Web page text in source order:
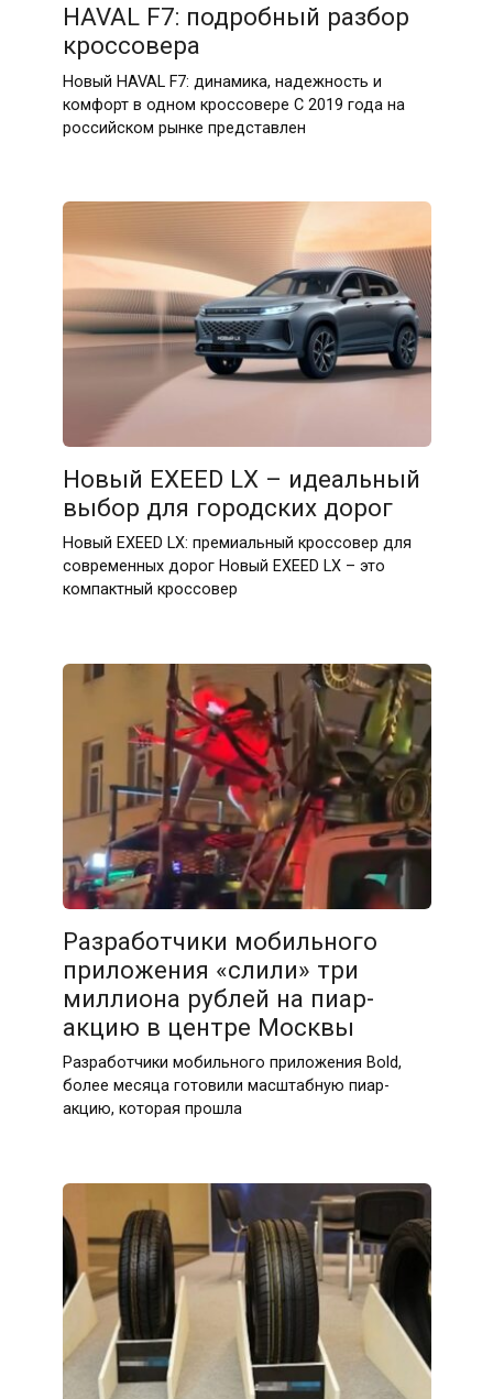
HAVAL F7: подробный разбор
кроссовера
Новый HAVAL F7: динамика, надежность и
комфорт в одном кроссовере С 2019 года на
российском рынке представлен
Новый EXEED LX – идеальный
выбор для городских дорог
Новый EXEED LX: премиальный кроссовер для
современных дорог Новый EXEED LX – это
компактный кроссовер
Разработчики мобильного
приложения «слили» три
миллиона рублей на пиар-
акцию в центре Москвы
Разработчики мобильного приложения Bold,
более месяца готовили масштабную пиар-
акцию, которая прошла